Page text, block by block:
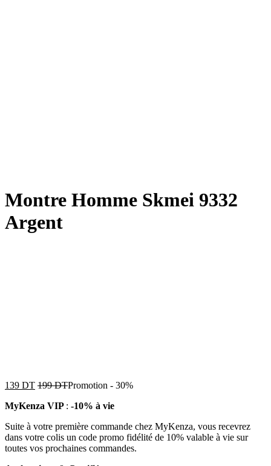
Montre Homme Skmei 9332
Argent
139 DT 199DTPromotion - 30%
MyKenza VIP : -10% à vie
Suite à votre première commande chez MyKenza, vous recevrez
dans votre colis un code promo fidélité de 10% valable à vie sur
toutes vos prochaines commandes.